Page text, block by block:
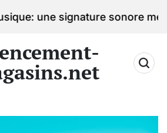
signature sonore mémorable